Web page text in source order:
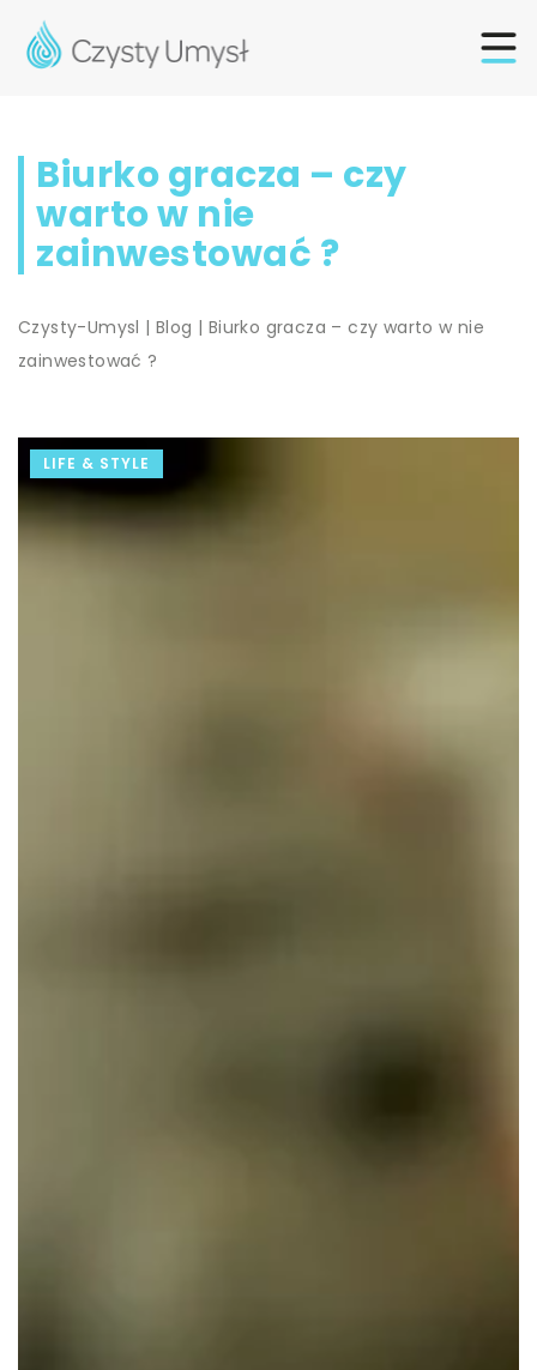
Biurko gracza – czy
warto w nie
zainwestować ?
Czysty-Umysl |Blog | Biurko gracza – czy warto w nie
zainwestować ?
LIFE & STYLE